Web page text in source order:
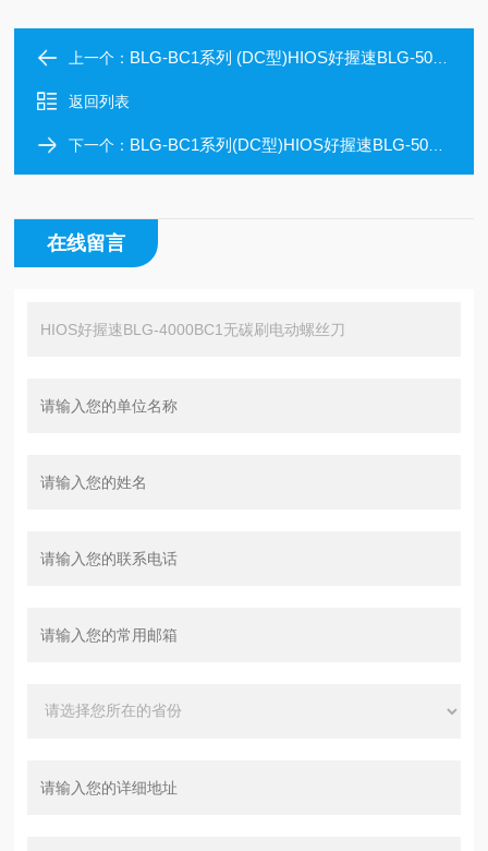
上一个： BLG-BC1系列 (DC型)HIOS好握速BLG-5000BC1-HT无碳刷电动螺丝刀
返回列表
下一个： BLG-BC1系列(DC型)HIOS好握速BLG-5000BC1无碳刷电动螺丝刀
在线留言